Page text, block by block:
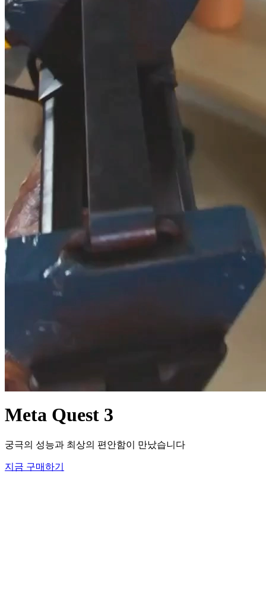
Meta Quest 3
궁극의 성능과 최상의 편안함이 만났습니다
지금 구매하기